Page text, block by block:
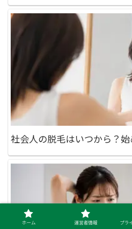
社会人の脱毛はいつから？
ホーム 運営者情報 プラ